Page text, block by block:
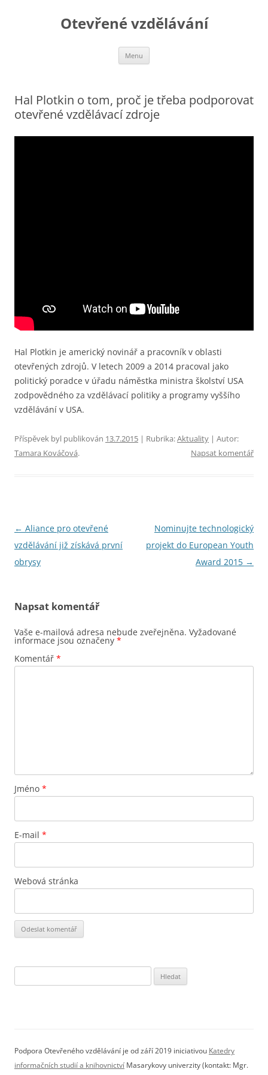
Otevřené vzdělávání
Menu
Hal Plotkin o tom, proč je třeba podporovat
otevřené vzdělávací zdroje
Hal Plotkin je americký novinář a pracovník v oblasti
otevřených zdrojů. V letech 2009 a 2014 pracoval jako
politický poradce v úřadu náměstka ministra školství USA
zodpovědného za vzdělávací politiky a programy vyššího
vzdělávání v USA.
Příspěvek byl publikován 13.7.2015 | Rubrika:Aktuality | Autor:
Tamara Kováčová. Napsat komentář
Navigace
pro
příspěvky
← Aliance pro otevřené
vzdělávání již získává první
obrysy
Nominujte technologický
projekt do European Youth
Award 2015 →
Napsat komentář
Vaše e-mailová adresa nebude zveřejněna. Vyžadované
informace jsou označeny *
Komentář *
Jméno *
E-mail *
Webová stránka
Podpora Otevřeného vzdělávání je od září 2019 iniciativou Katedry
informačních studií a knihovnictví Masarykovy univerzity (kontakt: Mgr.